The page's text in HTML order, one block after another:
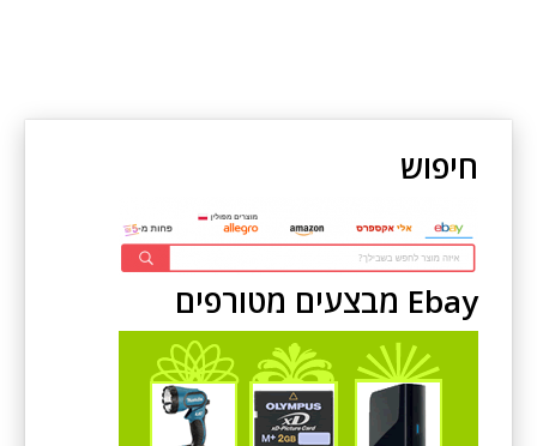
חיפוש
Ebay מבצעים מטורפים